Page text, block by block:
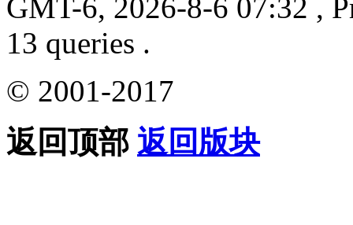
GMT-6, 2026-8-6 07:32 ,
13 queries .
© 2001-2017
返回顶部 返回版块